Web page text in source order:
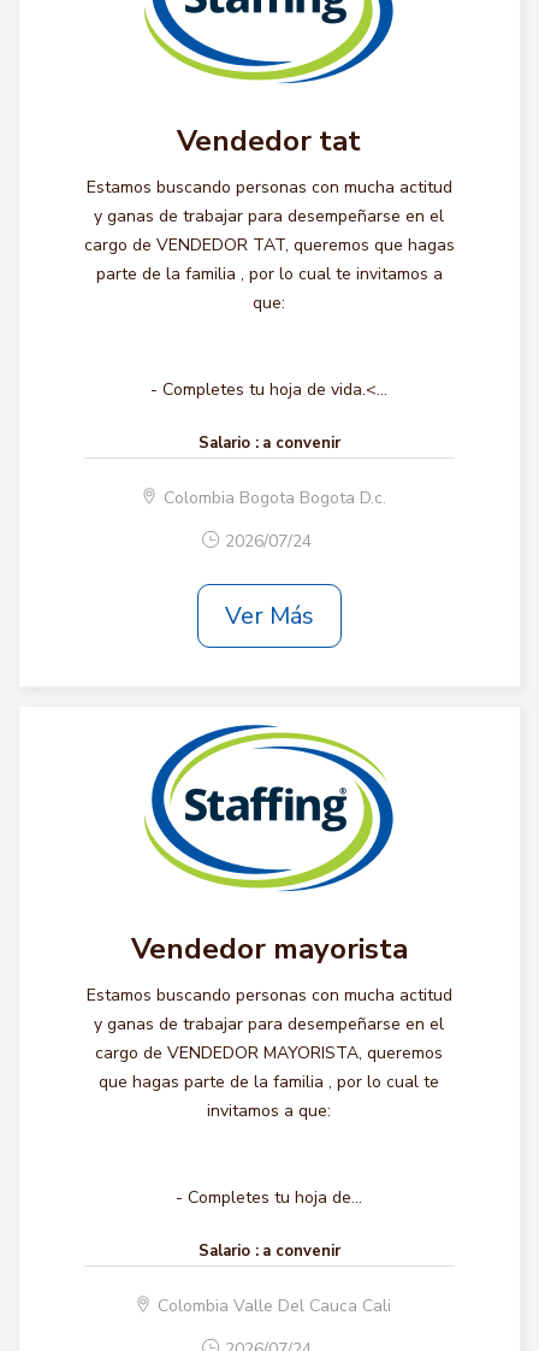
Vendedor tat
Estamos buscando personas con mucha actitud
y ganas de trabajar para desempeñarse en el
cargo de VENDEDOR TAT, queremos que hagas
parte de la familia , por lo cual te invitamos a
que:
- Completes tu hoja de vida.<...
Salario : a convenir
Colombia Bogota Bogota D.c.
2026/07/24
Ver Más
Vendedor mayorista
Estamos buscando personas con mucha actitud
y ganas de trabajar para desempeñarse en el
cargo de VENDEDOR MAYORISTA, queremos
que hagas parte de la familia , por lo cual te
invitamos a que:
- Completes tu hoja de...
Salario : a convenir
Colombia Valle Del Cauca Cali